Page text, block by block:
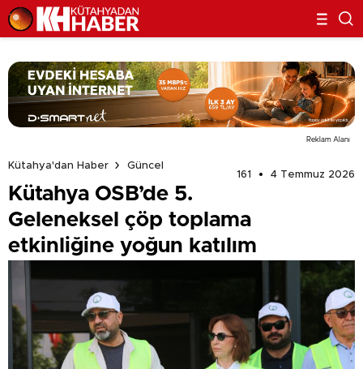
Reklam Alanı
Kütahya'dan Haber
Güncel
161
4 Temmuz 2026
Kütahya OSB’de 5.
Geleneksel çöp toplama
etkinliğine yoğun katılım